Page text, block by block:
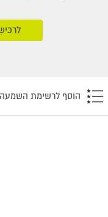
הוסף לרשימת השמעה